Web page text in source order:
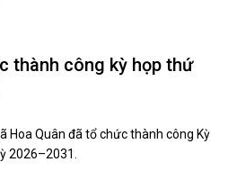
Hoa Quân đã tổ chức thành công Kỳ